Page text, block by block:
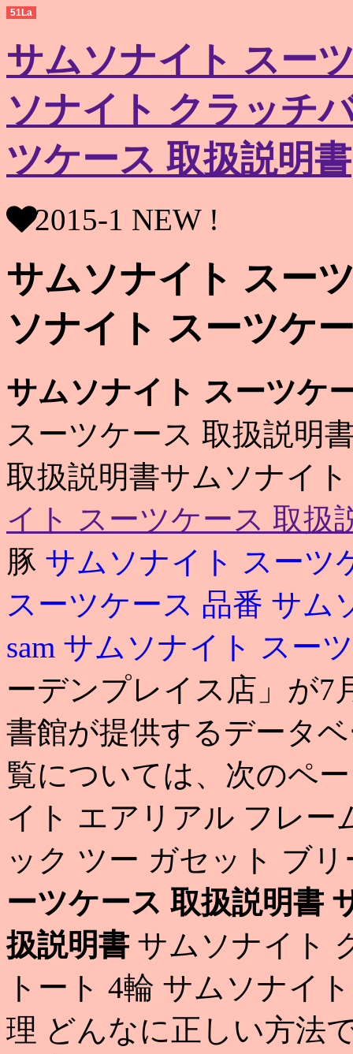
51La
サムソナイト スー
ソナイト クラッチ
ツケース 取扱説明書
2015-1 NEW !
サムソナイト スー
ソナイト スーツケ
サムソナイト スーツケ
スーツケース 取扱説明
取扱説明書サムソナイ
イト スーツケース 取扱
豚 サムソナイト スーツ
スーツケース 品番 サム
sam サムソナイト スー
ーデンプレイス店」が7
書館が提供するデータ
覧については、次のペ
イト エアリアル フレー
ック ツー ガセット ブ
ーツケース 取扱説明書
扱説明書 サムソナイト
トート 4輪 サムソナイ
理 どんなに正しい方法